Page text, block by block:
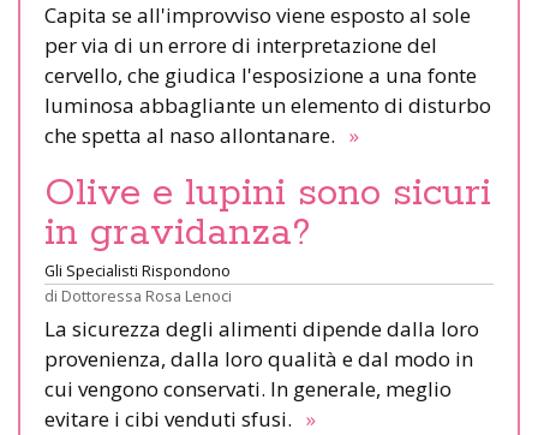
Capita se all'improvviso viene esposto al sole
per via di un errore di interpretazione del
cervello, che giudica l'esposizione a una fonte
luminosa abbagliante un elemento di disturbo
che spetta al naso allontanare. »
Olive e lupini sono sicuri
in gravidanza?
Gli Specialisti Rispondono
di Dottoressa Rosa Lenoci
La sicurezza degli alimenti dipende dalla loro
provenienza, dalla loro qualità e dal modo in
cui vengono conservati. In generale, meglio
evitare i cibi venduti sfusi. »